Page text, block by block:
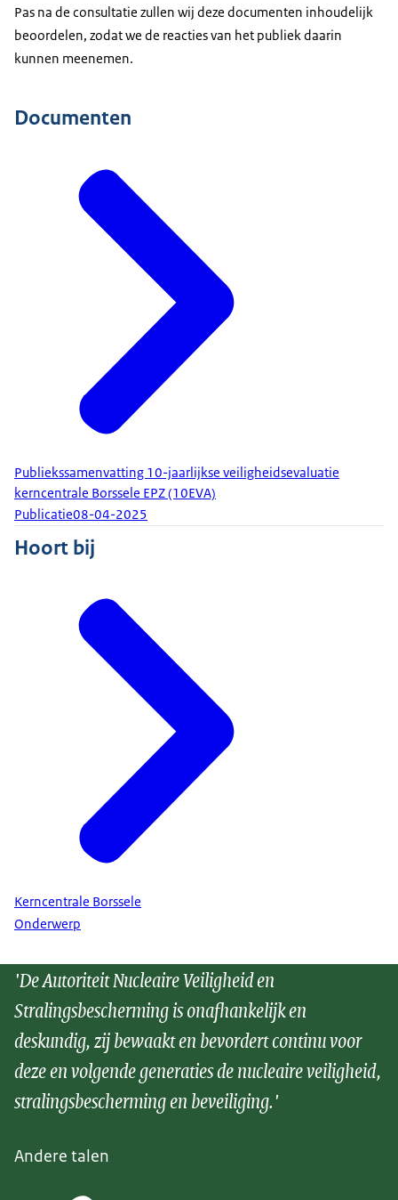
Pas na de consultatie zullen wij deze documenten inhoudelijk
beoordelen, zodat we de reacties van het publiek daarin
kunnen meenemen.
Documenten
Publiekssamenvatting 10-jaarlijkse veiligheidsevaluatie
kerncentrale Borssele EPZ (10EVA)
Publicatie08-04-2025
Hoort bij
Kerncentrale Borssele
Onderwerp
'De Autoriteit Nucleaire Veiligheid en
Stralingsbescherming is onafhankelijk en
deskundig, zij bewaakt en bevordert continu voor
deze en volgende generaties de nucleaire veiligheid,
stralingsbescherming en beveiliging.'
Andere talen